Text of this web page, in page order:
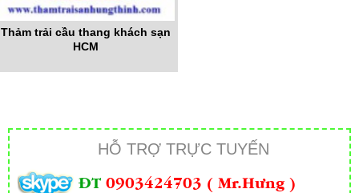
Thảm trải cầu thang khách sạn
HCM
HỖ TRỢ TRỰC TUYẾN
ĐT 0903424703 ( Mr.Hưng )